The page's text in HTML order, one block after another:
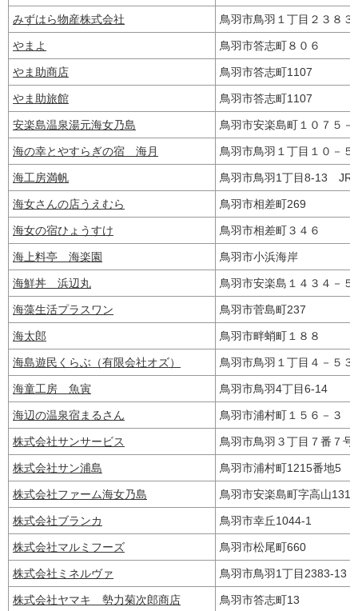
みずはら物産株式会社 鳥羽市鳥羽１丁目２３８
やまよ 鳥羽市答志町８０６
やま助商店 鳥羽市答志町1107
やま助旅館 鳥羽市答志町1107
安楽島温泉湯元海女乃島 鳥羽市安楽島町１０７５
海の幸とやすらぎの宿 海月 鳥羽市鳥羽１丁目１０－
海工房満帆 鳥羽市鳥羽1丁目8-13
海女さんの店うえむら 鳥羽市相差町269
海女の宿ひょうすけ 鳥羽市相差町３４６
海上料亭 海楽園 鳥羽市小浜海岸
海鮮丼 浜辺丸 鳥羽市安楽島１４３４－
海藻生活プラスワン 鳥羽市菅島町237
海太郎 鳥羽市畔蛸町１８８
海島遊民くらぶ（有限会社オズ） 鳥羽市鳥羽１丁目４－５
海童工房 魚寅 鳥羽市鳥羽4丁目6-14
海辺の温泉宿まるさん 鳥羽市浦村町１５６－３
株式会社サンサービス 鳥羽市鳥羽３丁目７番７
株式会社サン浦島 鳥羽市浦村町1215番地5
株式会社ファーム海女乃島 鳥羽市安楽島町字高山
株式会社ブランカ 鳥羽市幸丘1044-1
株式会社マルミフーズ 鳥羽市松尾町660
株式会社ミネルヴァ 鳥羽市鳥羽1丁目2383-13
株式会社ヤマキ 勢力菊次郎商店 鳥羽市答志町13